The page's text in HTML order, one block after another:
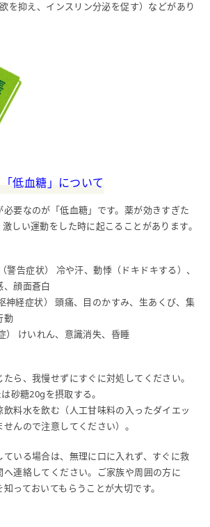
を抑え、インスリン分泌を促す）などがあり
低血糖」について
要なのが「低血糖」です。薬が効きすぎた
しい運動をした時に起こることがあります。
警告症状） 冷や汗、動悸（ドキドキする）、
、顔面蒼白
神経症状） 頭痛、目のかすみ、生あくび、集
動
） けいれん、意識消失、昏睡
ら、我慢せずにすぐに対処してください。
砂糖20gを摂取する。
飲料水を飲む（人工甘味料の入ったダイエッ
んので注意してください）。
いる場合は、無理に口に入れず、すぐに救
へ連絡してください。ご家族や周囲の方に
っておいてもらうことが大切です。